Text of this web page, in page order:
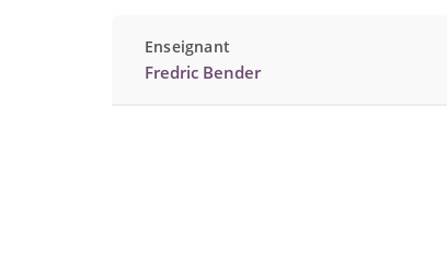
Enseignant
Fredric Bender